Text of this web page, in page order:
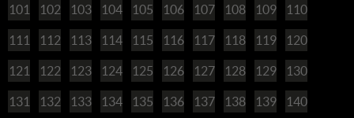
101 102 103 104 105 106 107 108 109 110
111 112 113 114 115 116 117 118 119 120
121 122 123 124 125 126 127 128 129 130
131 132 133 134 135 136 137 138 139 140